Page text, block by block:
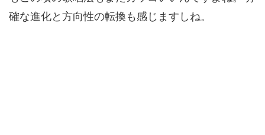
確な進化と方向性の転換も感じますしね。